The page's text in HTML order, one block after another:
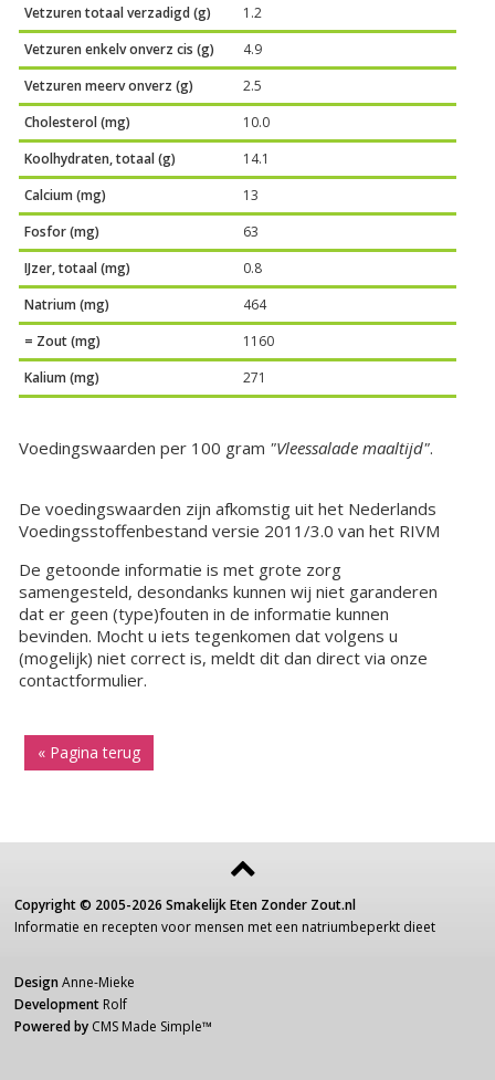
Vetzuren totaal verzadigd (g)
1.2
Vetzuren enkelv onverz cis (g)
4.9
Vetzuren meerv onverz (g)
2.5
Cholesterol (mg)
10.0
Koolhydraten, totaal (g)
14.1
Calcium (mg)
13
Fosfor (mg)
63
IJzer, totaal (mg)
0.8
Natrium (mg)
464
= Zout (mg)
1160
Kalium (mg)
271
Voedingswaarden per 100 gram "Vleessalade maaltijd".
De voedingswaarden zijn afkomstig uit het Nederlands
Voedingsstoffenbestand versie 2011/3.0 van het RIVM
De getoonde informatie is met grote zorg
samengesteld, desondanks kunnen wij niet garanderen
dat er geen (type)fouten in de informatie kunnen
bevinden. Mocht u iets tegenkomen dat volgens u
(mogelijk) niet correct is, meldt dit dan direct via onze
contactformulier.
« Pagina terug
Copyright © 2005-2026 Smakelijk Eten Zonder Zout.nl
Informatie en recepten voor mensen met een natriumbeperkt dieet
Design Anne-Mieke
Development Rolf
Powered by CMS Made Simple™